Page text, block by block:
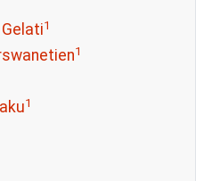
1
1
1